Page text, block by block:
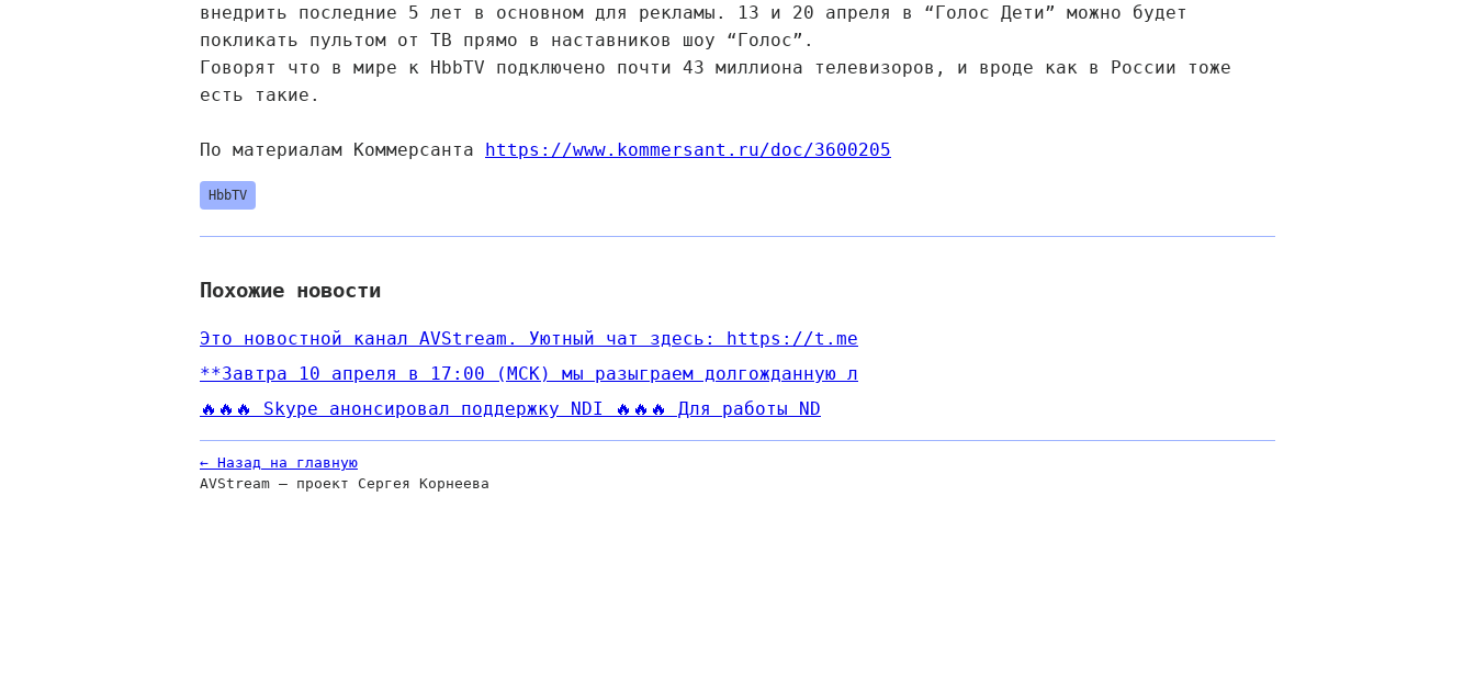
внедрить последние 5 лет в основном для рекламы. 13 и 20 апреля в “Голос Дети” можно будет
покликать пультом от ТВ прямо в наставников шоу “Голос”.
Говорят что в мире к HbbTV подключено почти 43 миллиона телевизоров, и вроде как в России тоже
есть такие.
По материалам Коммерсанта https://www.kommersant.ru/doc/3600205
HbbTV
Похожие новости
Это новостной канал AVStream. Уютный чат здесь: https://t.me
**Завтра 10 апреля в 17:00 (МСК) мы разыграем долгожданную л
🔥🔥🔥 Skype анонсировал поддержку NDI 🔥🔥🔥 Для работы ND
← Назад на главную
AVStream — проект Сергея Корнеева